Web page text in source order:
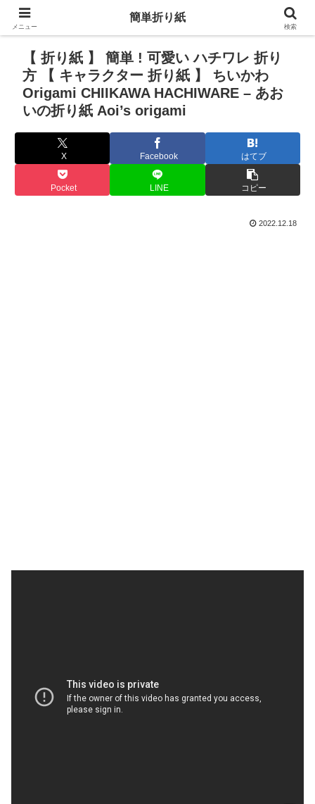
【 折り紙 】 簡単 ! 可愛い ハチワレ 折り
方 【 キャラクター 折り紙 】 ちいかわ
Origami CHIIKAWA HACHIWARE – あお
いの折り紙 Aoi’s origami
X Facebook はてブ
Pocket LINE コピー
2022.12.18
メニュー
簡単折り紙
検索